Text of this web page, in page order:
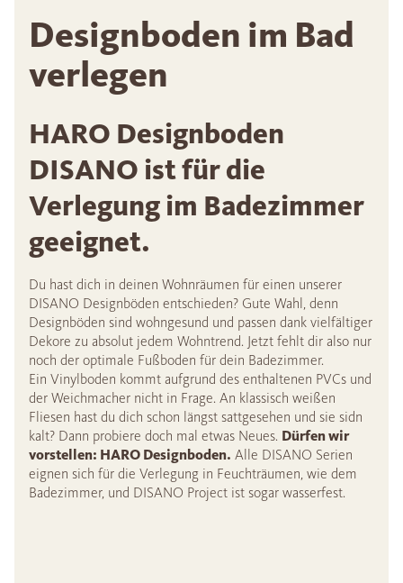
Designboden im Bad
verlegen
HARO Designboden
DISANO ist für die
Verlegung im Badezimmer
geeignet.
Du hast dich in deinen Wohnräumen für einen unserer
DISANO Designböden entschieden? Gute Wahl, denn
Designböden sind wohngesund und passen dank vielfältiger
Dekore zu absolut jedem Wohntrend. Jetzt fehlt dir also nur
noch der optimale Fußboden für dein Badezimmer.
Ein Vinylboden kommt aufgrund des enthaltenen PVCs und
der Weichmacher nicht in Frage. An klassisch weißen
Fliesen hast du dich schon längst sattgesehen und sie sidn
kalt? Dann probiere doch mal etwas Neues. Dürfen wir
vorstellen: HARO Designboden. Alle DISANO Serien
eignen sich für die Verlegung in Feuchträumen, wie dem
Badezimmer, und DISANO Project ist sogar wasserfest.